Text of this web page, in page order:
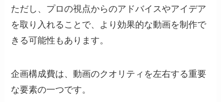
ただし、プロの視点からのアドバイスやアイデア
を取り入れることで、より効果的な動画を制作で
きる可能性もあります。
企画構成費は、動画のクオリティを左右する重要
な要素の一つです。